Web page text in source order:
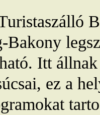
Itt
ez a